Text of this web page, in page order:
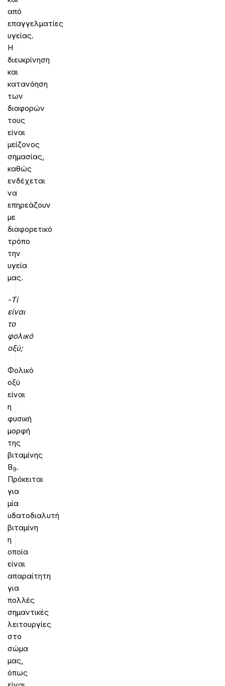
από
επαγγελματίες
υγείας.
Η
διευκρίνηση
και
κατανόηση
των
διαφορών
τους
είναι
μείζονος
σημασίας,
καθώς
ενδέχεται
να
επηρεάζουν
με
διαφορετικό
τρόπο
την
υγεία
μας.
-Τί
είναι
το
φoλικό
οξύ;
Φολικό
οξύ
είναι
η
φυσική
μορφή
της
βιταμίνης
Β9.
Πρόκειται
για
μία
υδατοδιαλυτή
βιταμίνη
η
οποία
είναι
απαραίτητη
για
πολλές
σημαντικές
λειτουργίες
στο
σώμα
μας,
όπως